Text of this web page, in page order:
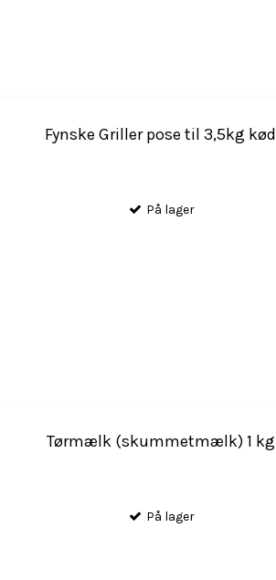
Fynske Griller pose til 3,5kg kød
På lager
Tørmælk (skummetmælk) 1 kg
På lager